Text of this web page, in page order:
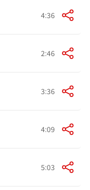
4:36
2:46
3:36
4:09
5:03